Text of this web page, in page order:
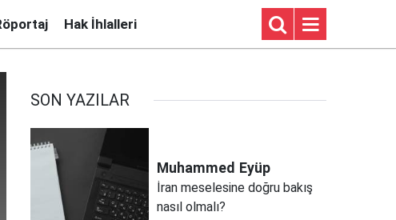
Hak İhlalleri
SON YAZILAR
Muhammed Eyüp
İran meselesine doğru bakış
nasıl olmalı?